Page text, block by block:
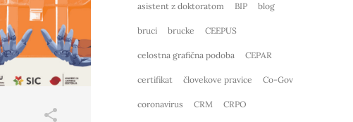
asistent z doktoratom BIP blog
bruci brucke CEEPUS
celostna grafična podoba CEPAR
certifikat človekove pravice Co-Gov
coronavirus CRM CRPO